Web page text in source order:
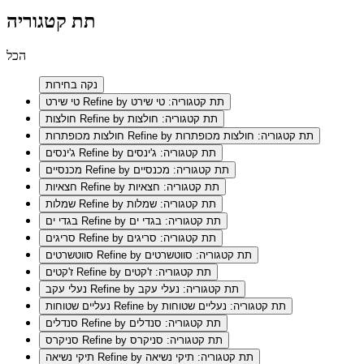
תת קטגוריה
הכל
נקה בחירות
Refine by תת קטגוריה: טי שירט
Refine by תת קטגוריה: חולצות
Refine by תת קטגוריה: חולצות מכופתרות
Refine by תת קטגוריה: ג'ינסים
Refine by תת קטגוריה: מכנסיים
Refine by תת קטגוריה: חצאיות
Refine by תת קטגוריה: שמלות
Refine by תת קטגוריה: בגדי ים
Refine by תת קטגוריה: סריגים
Refine by תת קטגוריה: סווטשרטים
Refine by תת קטגוריה: ז'קטים
Refine by תת קטגוריה: נעלי עקב
Refine by תת קטגוריה: נעליים שטוחות
Refine by תת קטגוריה: סנדלים
Refine by תת קטגוריה: סניקרס
Refine by תת קטגוריה: תיקי נשיאה